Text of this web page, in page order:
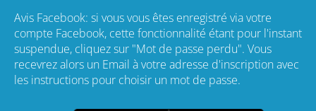
Avis Facebook: si vous vous êtes enregistré via votre
compte Facebook, cette fonctionnalité étant pour l'instant
suspendue, cliquez sur "Mot de passe perdu". Vous
recevrez alors un Email à votre adresse d'inscription avec
les instructions pour choisir un mot de passe.